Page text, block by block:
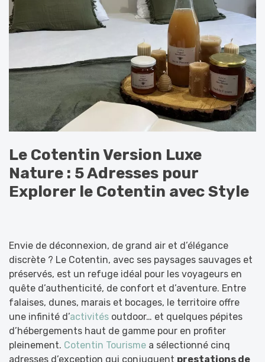
Le Cotentin Version Luxe
Nature : 5 Adresses pour
Explorer le Cotentin avec Style
Envie de déconnexion, de grand air et d’élégance
discrète ? Le Cotentin, avec ses paysages sauvages et
préservés, est un refuge idéal pour les voyageurs en
quête d’authenticité, de confort et d’aventure. Entre
falaises, dunes, marais et bocages, le territoire offre
une infinité d’activités outdoor… et quelques pépites
d’hébergements haut de gamme pour en profiter
pleinement. Cotentin Tourisme a sélectionné cinq
adresses d’exception qui conjuguent prestations de